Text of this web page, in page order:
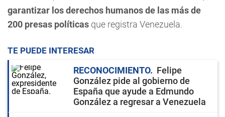
garantizar los derechos humanos de las más de
200 presas políticas que registra Venezuela.
TE PUEDE INTERESAR
RECONOCIMIENTO
Felipe
González pide al gobierno de
España que ayude a Edmundo
González a regresar a Venezuela